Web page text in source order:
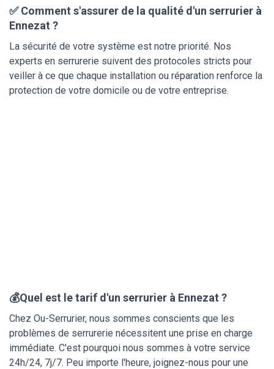
✅ Comment s'assurer de la qualité d'un serrurier à
Ennezat ?
La sécurité de votre système est notre priorité. Nos
experts en serrurerie suivent des protocoles stricts pour
veiller à ce que chaque installation ou réparation renforce la
protection de votre domicile ou de votre entreprise.
💰Quel est le tarif d'un serrurier à Ennezat ?
Chez Ou-Serrurier, nous sommes conscients que les
problèmes de serrurerie nécessitent une prise en charge
immédiate. C'est pourquoi nous sommes à votre service
24h/24, 7j/7. Peu importe l'heure, joignez-nous pour une